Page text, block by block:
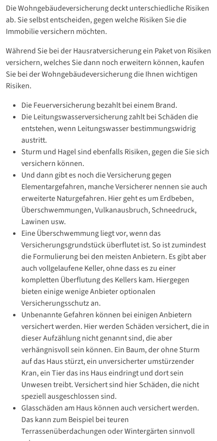
Die Wohngebäudeversicherung deckt unterschiedliche Risiken
ab. Sie selbst entscheiden, gegen welche Risiken Sie die
Immobilie versichern möchten.
Während Sie bei der Hausratversicherung ein Paket von Risiken
versichern, welches Sie dann noch erweitern können, kaufen
Sie bei der Wohngebäudeversicherung die Ihnen wichtigen
Risiken.
Die Feuerversicherung bezahlt bei einem Brand.
Die Leitungswasserversicherung zahlt bei Schäden die
entstehen, wenn Leitungswasser bestimmungswidrig
austritt.
Sturm und Hagel sind ebenfalls Risiken, gegen die Sie sich
versichern können.
Und dann gibt es noch die Versicherung gegen
Elementargefahren, manche Versicherer nennen sie auch
erweiterte Naturgefahren. Hier geht es um Erdbeben,
Überschwemmungen, Vulkanausbruch, Schneedruck,
Lawinen usw.
Eine Überschwemmung liegt vor, wenn das
Versicherungsgrundstück überflutet ist. So ist zumindest
die Formulierung bei den meisten Anbietern. Es gibt aber
auch vollgelaufene Keller, ohne dass es zu einer
kompletten Überflutung des Kellers kam. Hiergegen
bieten einige wenige Anbieter optionalen
Versicherungsschutz an.
Unbenannte Gefahren können bei einigen Anbietern
versichert werden. Hier werden Schäden versichert, die in
dieser Aufzählung nicht genannt sind, die aber
verhängnisvoll sein können. Ein Baum, der ohne Sturm
auf das Haus stürzt, ein unversicherter umstürzender
Kran, ein Tier das ins Haus eindringt und dort sein
Unwesen treibt. Versichert sind hier Schäden, die nicht
speziell ausgeschlossen sind.
Glasschäden am Haus können auch versichert werden.
Das kann zum Beispiel bei teuren
Terrassenüberdachungen oder Wintergärten sinnvoll